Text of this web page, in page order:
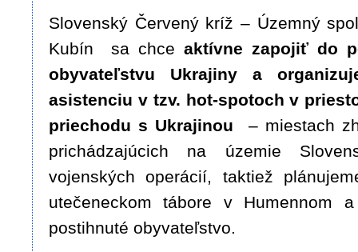
Slovenský Červený kríž – Územný
Kubín sa chce aktívne zapojiť do
obyvateľstvu Ukrajiny a
asistenciu v tzv. hot-spotoch v
priechodu s Ukrajinou – miestach
prichádzajúcich na územie
vojenských operácií, taktiež
utečeneckom tábore v Humennom
postihnuté obyvateľstvo.